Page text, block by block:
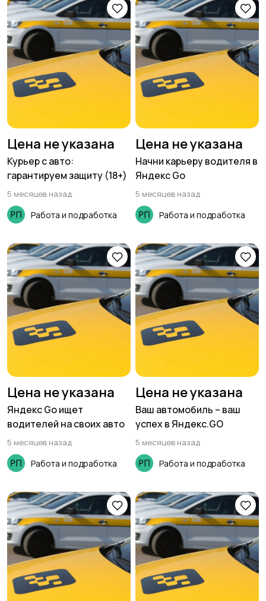
Цена не указана
Курьер с авто:
гарантируем защиту (18+)
5 месяцев назад
Работа и подработка
Цена не указана
Начни карьеру водителя в
Яндекс Go
5 месяцев назад
Работа и подработка
Цена не указана
Яндекс Go ищет
водителей на своих авто
5 месяцев назад
Работа и подработка
Цена не указана
Ваш автомобиль – ваш
успех в Яндекс.GO
5 месяцев назад
Работа и подработка